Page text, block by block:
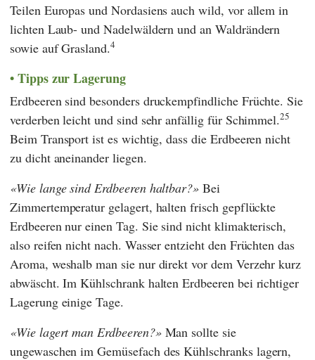
Teilen Europas und Nordasiens auch wild, vor allem in
lichten Laub- und Nadelwäldern und an Waldrändern
sowie auf Grasland.4
Tipps zur Lagerung
Erdbeeren sind besonders druckempfindliche Früchte. Sie
verderben leicht und sind sehr anfällig für Schimmel.25
Beim Transport ist es wichtig, dass die Erdbeeren nicht
zu dicht aneinander liegen.
Wie lange sind Erdbeeren haltbar? Bei
Zimmertemperatur gelagert, halten frisch gepflückte
Erdbeeren nur einen Tag. Sie sind nicht klimakterisch,
also reifen nicht nach. Wasser entzieht den Früchten das
Aroma, weshalb man sie nur direkt vor dem Verzehr kurz
abwäscht. Im Kühlschrank halten Erdbeeren bei richtiger
Lagerung einige Tage.
Wie lagert man Erdbeeren? Man sollte sie
ungewaschen im Gemüsefach des Kühlschranks lagern,